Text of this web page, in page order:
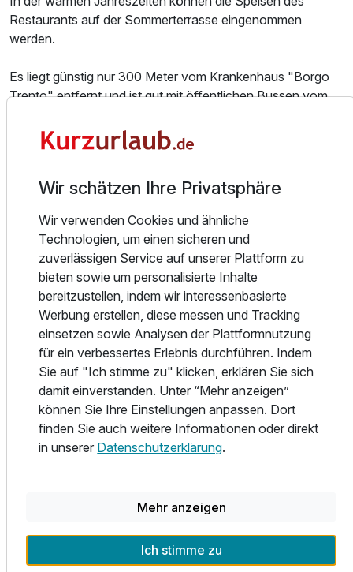
Für 3 Tage p.P. ab151,00 €
4 Erwachsene
Ausstattung
Restaurants auf der Sommerterrasse eingenommen
werden.
Es liegt günstig nur 300 Meter vom Krankenhaus "Borgo
Trento" entfernt und ist gut mit öffentlichen Bussen vom
Die Messe ist nur 5 Kilometer entfernt.
Lage & Umgebung
Wir schätzen Ihre Privatsphäre
Wir verwenden Cookies und ähnliche
Technologien, um einen sicheren und
zuverlässigen Service auf unserer Plattform zu
bieten sowie um personalisierte Inhalte
bereitzustellen, indem wir interessenbasierte
Werbung erstellen, diese messen und Tracking
einsetzen sowie Analysen der Plattformnutzung
für ein verbessertes Erlebnis durchführen. Indem
Sie auf "Ich stimme zu" klicken, erklären Sie sich
damit einverstanden. Unter “Mehr anzeigen”
können Sie Ihre Einstellungen anpassen. Dort
finden Sie auch weitere Informationen oder direkt
in unserer Datenschutzerklärung.
Mehr anzeigen
Ich stimme zu